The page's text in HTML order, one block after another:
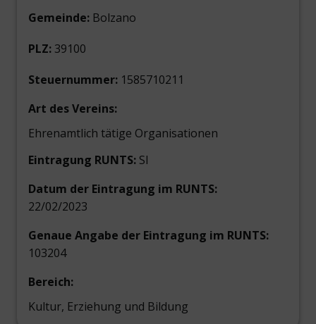
Gemeinde: Bolzano
PLZ: 39100
Steuernummer: 1585710211
Art des Vereins:
Ehrenamtlich tätige Organisationen
Eintragung RUNTS: SI
Datum der Eintragung im RUNTS:
22/02/2023
Genaue Angabe der Eintragung im RUNTS:
103204
Bereich:
Kultur, Erziehung und Bildung